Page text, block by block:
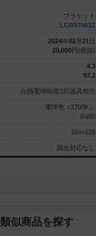
ブラケット
LGB87063Z
2024年02月 21 日
20,000円(税抜)
4.3
97.2
白熱電球60形1灯器具相当
電球色（2700K）
Ra80
164×126
調光対応なし
類似商品を探す